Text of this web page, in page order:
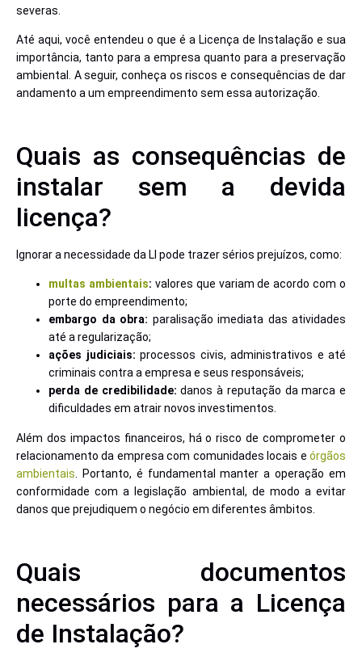
severas.
Até aqui, você entendeu o que é a Licença de Instalação e sua
importância, tanto para a empresa quanto para a preservação
ambiental. A seguir, conheça os riscos e consequências de dar
andamento a um empreendimento sem essa autorização.
Quais as consequências de
instalar sem a devida
licença?
Ignorar a necessidade da LI pode trazer sérios prejuízos, como:
multas ambientais: valores que variam de acordo com o
porte do empreendimento;
embargo da obra: paralisação imediata das atividades
até a regularização;
ações judiciais: processos civis, administrativos e até
criminais contra a empresa e seus responsáveis;
perda de credibilidade: danos à reputação da marca e
dificuldades em atrair novos investimentos.
Além dos impactos financeiros, há o risco de comprometer o
relacionamento da empresa com comunidades locais e órgãos
ambientais . Portanto, é fundamental manter a operação em
conformidade com a legislação ambiental, de modo a evitar
danos que prejudiquem o negócio em diferentes âmbitos.
Quais documentos
necessários para a Licença
de Instalação?